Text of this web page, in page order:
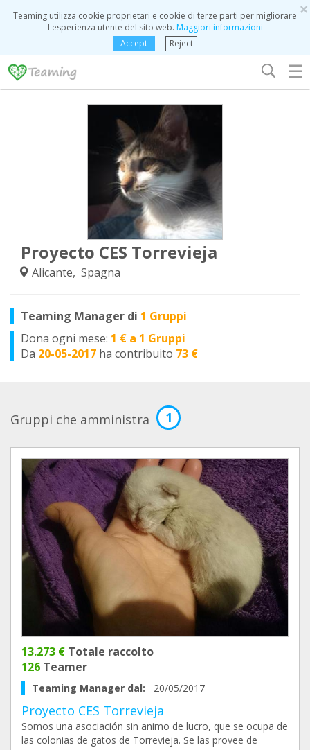
×
Teaming utilizza cookie proprietari e cookie di terze parti per migliorare
l'esperienza utente del sito web. Maggiori informazioni
Accept
Reject
☰
Proyecto CES Torrevieja
Alicante, Spagna
Teaming Manager di 1 Gruppi
Dona ogni mese: 1 € a 1 Gruppi
Da 20-05-2017 ha contribuito 73 €
Gruppi che amministra 1
13.273 € Totale raccolto
126 Teamer
Teaming Manager dal: 20/05/2017
Proyecto CES Torrevieja
Somos una asociación sin animo de lucro, que se ocupa de
las colonias de gatos de Torrevieja. Se las provee de